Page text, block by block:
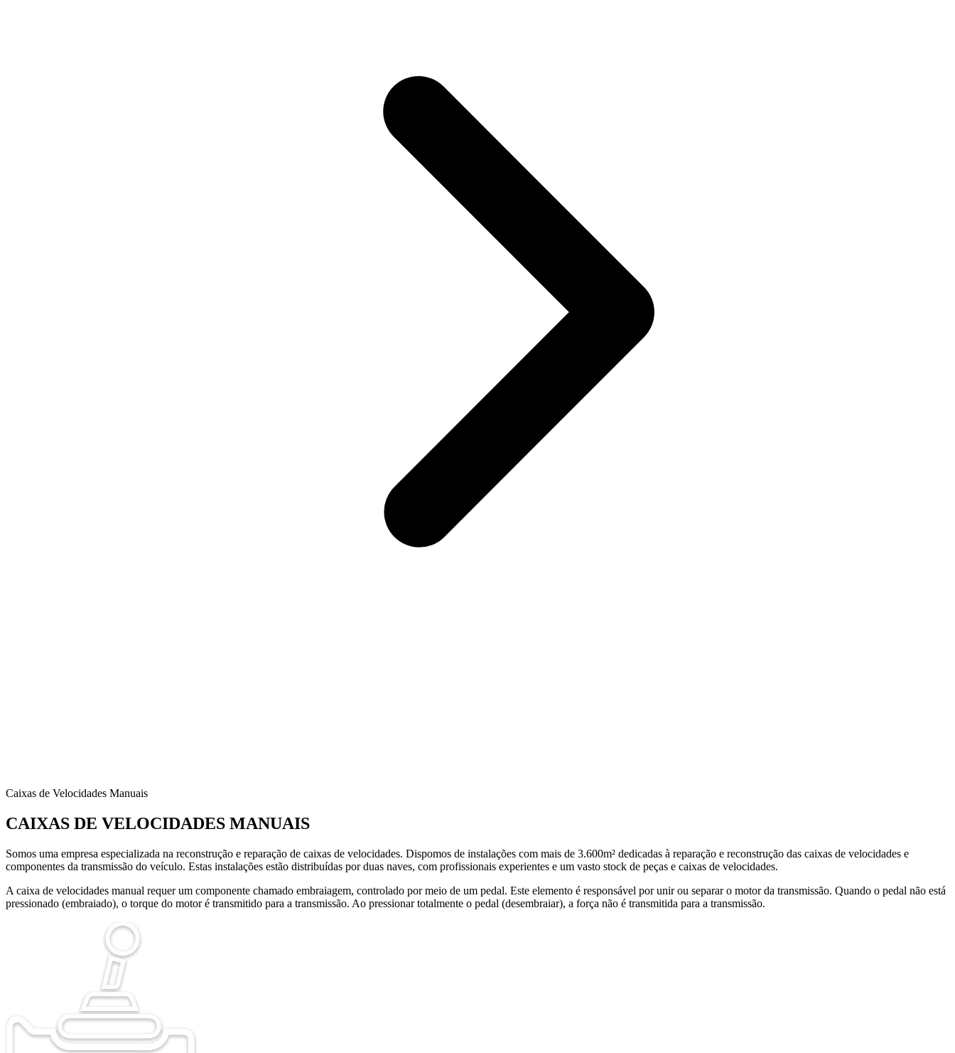
Caixas de Velocidades Manuais
CAIXAS DE VELOCIDADES MANUAIS
Somos uma empresa especializada na reconstrução e reparação de caixas de velocidades. Dispomos de instalações com mais de 3.600m² dedicadas à reparação e reconstrução das caixas de velocidades e
componentes da transmissão do veículo. Estas instalações estão distribuídas por duas naves, com profissionais experientes e um vasto stock de peças e caixas de velocidades.
A caixa de velocidades manual requer um componente chamado embraiagem, controlado por meio de um pedal. Este elemento é responsável por unir ou separar o motor da transmissão. Quando o pedal não está
pressionado (embraiado), o torque do motor é transmitido para a transmissão. Ao pressionar totalmente o pedal (desembraiar), a força não é transmitida para a transmissão.